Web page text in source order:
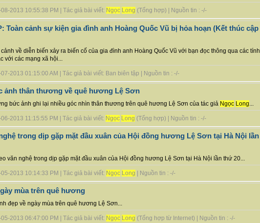
2013 10:55:38 PM | Tác giả bài viết: Ngọc Long (Tổng hợp) | Nguồn tin : -/-
Toàn cảnh sự kiện gia đình anh Hoàng Quốc Vũ bị hỏa hoạn (Kết thúc cập
về diễn biến xảy ra biến cố của gia đình anh Hoàng Quốc Vũ với bạn đọc thông qua các tính
với các mạng xã hội...
2013 01:15:00 AM | Tác giả bài viết: Ban biên tập | Nguồn tin : -/-
ảnh thân thương về quê hương Lệ Sơn
bức ảnh ghi lại nhiều góc nhìn thân thương trên quê hương Lệ Sơn của tác giả Ngọc Long
2013 11:15:55 PM | Tác giả bài viết: Ngọc Long (Tổng hợp) | Nguồn tin : -/-
trong dịp gặp mặt đầu xuân của Hội đồng hương Lệ Sơn tại Hà Nội lần
văn nghệ trong dịp gặp mặt đầu xuân của Hội đồng hương Lệ Sơn tại Hà Nội lần thứ 20...
2013 10:14:33 PM | Tác giả bài viết: Ngọc Long | Nguồn tin : -/-
mùa trên quê hương
đẹp về ngày mùa trên quê hương Lệ Sơn...
2013 06:47:00 PM | Tác giả bài viết: Ngọc Long (Tổng hợp từ Internet) | Nguồn tin : -/-